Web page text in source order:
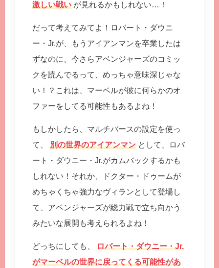
激しい戦い が見れるかもしれない…！
だって考えてみてよ！ロバート・ダウニ
ー・Jr.が、もうアイアンマンを卒業したは
ずなのに、今さらアベンジャーズのコミッ
クを読んでるって、めっちゃ意味深じゃな
い！？これは、マーベルが彼に何らかのオ
ファーをしてる可能性もあるよね！
もしかしたら、マルチバースの設定を使っ
て、 別の世界のアイアンマン として、ロバ
ート・ダウニー・Jr.がカムバックするかも
しれない！それか、ドクター・ドゥームが
めちゃくちゃ強力なヴィランとして登場し
て、アベンジャーズが総力戦で立ち向かう
みたいな展開も考えられるよね！
どっちにしても、 ロバート・ダウニー・Jr.
がマーベルの世界に戻ってくる可能性があ